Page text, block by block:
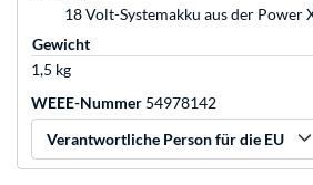
18 Volt-Systemakku aus der Power
Gewicht
1,5 kg
WEEE-Nummer 54978142
Verantwortliche Person für die EU